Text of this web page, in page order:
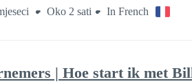
Oko 2 sati In French
| Hoe start ik met